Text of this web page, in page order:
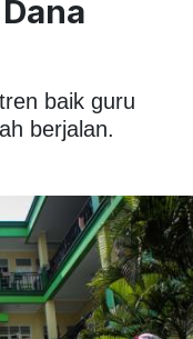
baik guru
berjalan.